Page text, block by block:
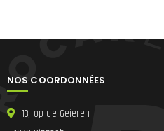
NOS COORDONNÉES
13, op de Geieren